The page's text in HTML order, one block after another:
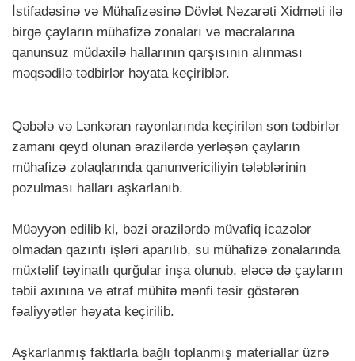
İstifadəsinə və Mühafizəsinə Dövlət Nəzarəti Xidməti ilə
birgə çayların mühafizə zonaları və məcralarına
qanunsuz müdaxilə hallarının qarşısının alınması
məqsədilə tədbirlər həyata keçiriblər.
Qəbələ və Lənkəran rayonlarında keçirilən son tədbirlər
zamanı qeyd olunan ərazilərdə yerləşən çayların
mühafizə zolaqlarında qanunvericiliyin tələblərinin
pozulması halları aşkarlanıb.
Müəyyən edilib ki, bəzi ərazilərdə müvafiq icazələr
olmadan qazıntı işləri aparılıb, su mühafizə zonalarında
müxtəlif təyinatlı qurğular inşa olunub, eləcə də çayların
təbii axınına və ətraf mühitə mənfi təsir göstərən
fəaliyyətlər həyata keçirilib.
Aşkarlanmış faktlarla bağlı toplanmış materiallar üzrə